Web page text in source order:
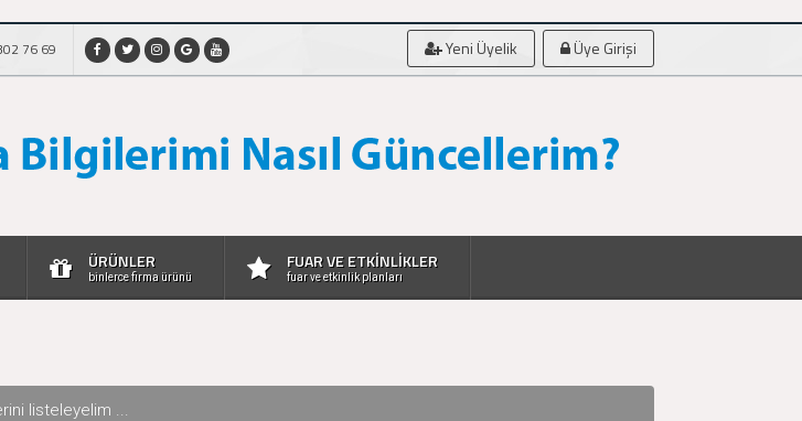
76 69 Yeni Üyelik Üye Girişi
ÜRÜNLER
binlerce firma ürünü
FUAR VE ETKİNLİKLER
fuar ve etkinlik planları
listeleyelim ...